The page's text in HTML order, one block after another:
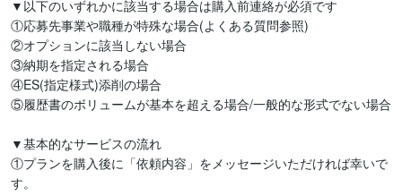
▼以下のいずれかに該当する場合は購入前連絡が必須です
①応募先事業や職種が特殊な場合(よくある質問参照)
②オプションに該当しない場合
③納期を指定される場合
④ES(指定様式)添削の場合
⑤履歴書のボリュームが基本を超える場合/一般的な形式でない場合
▼基本的なサービスの流れ
①プランを購入後に「依頼内容」をメッセージいただければ幸いで
す。